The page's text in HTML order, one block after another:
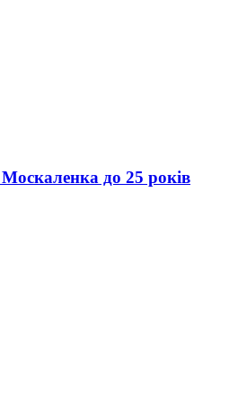
Москаленка до 25 років